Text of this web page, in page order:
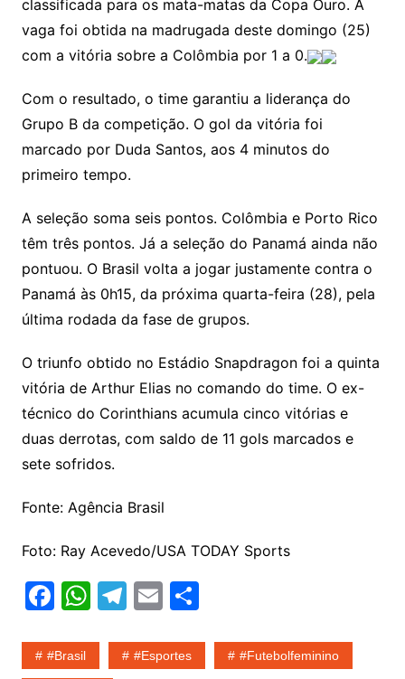
classificada para os mata-matas da Copa Ouro. A
vaga foi obtida na madrugada deste domingo (25)
com a vitória sobre a Colômbia por 1 a 0.
Com o resultado, o time garantiu a liderança do
Grupo B da competição. O gol da vitória foi
marcado por Duda Santos, aos 4 minutos do
primeiro tempo.
A seleção soma seis pontos. Colômbia e Porto Rico
têm três pontos. Já a seleção do Panamá ainda não
pontuou. O Brasil volta a jogar justamente contra o
Panamá às 0h15, da próxima quarta-feira (28), pela
última rodada da fase de grupos.
O triunfo obtido no Estádio Snapdragon foi a quinta
vitória de Arthur Elias no comando do time. O ex-
técnico do Corinthians acumula cinco vitórias e
duas derrotas, com saldo de 11 gols marcados e
sete sofridos.
Fonte: Agência Brasil
Foto: Ray Acevedo/USA TODAY Sports
F
c
W
at
T
e
E
ai
S
ar
#Brasil #esportes #futebolfeminino